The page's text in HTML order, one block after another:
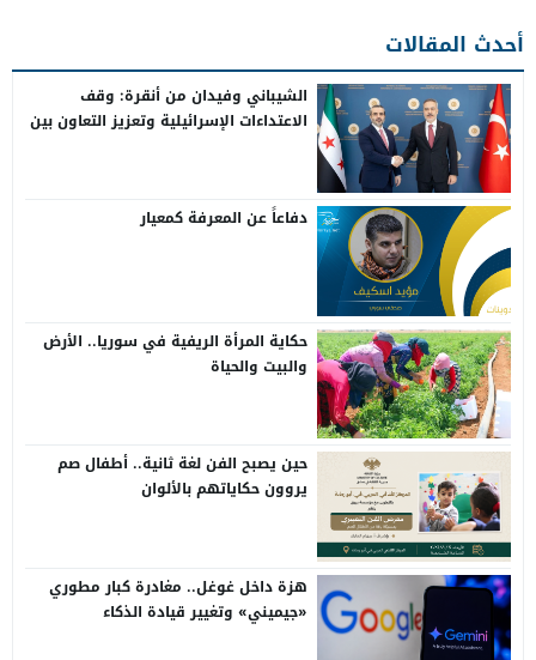
أحدث المقالات
الشيباني وفيدان من أنقرة: وقف
الاعتداءات الإسرائيلية وتعزيز التعاون بين
دفاعاً عن المعرفة كمعيار
حكاية المرأة الريفية في سوريا.. الأرض
والبيت والحياة
حين يصبح الفن لغة ثانية.. أطفال صم
يروون حكاياتهم بالألوان
هزة داخل غوغل.. مغادرة كبار مطوري
«جيميني» وتغيير قيادة الذكاء